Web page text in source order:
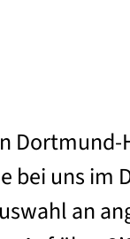
uns im
an